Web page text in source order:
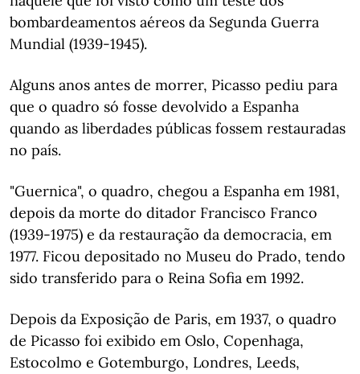
bombardeamentos aéreos da Segunda Guerra
Mundial (1939-1945).
Alguns anos antes de morrer, Picasso pediu para
que o quadro só fosse devolvido a Espanha
quando as liberdades públicas fossem restauradas
no país.
"Guernica", o quadro, chegou a Espanha em 1981,
depois da morte do ditador Francisco Franco
(1939-1975) e da restauração da democracia, em
1977. Ficou depositado no Museu do Prado, tendo
sido transferido para o Reina Sofia em 1992.
Depois da Exposição de Paris, em 1937, o quadro
de Picasso foi exibido em Oslo, Copenhaga,
Estocolmo e Gotemburgo, Londres, Leeds,